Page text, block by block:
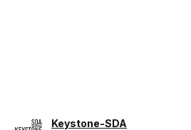
Keystone-SDA